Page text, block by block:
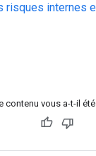
risques internes
contenu vous a-t-il